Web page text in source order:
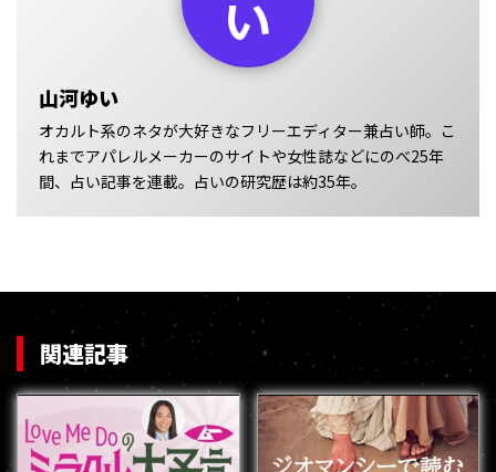
山河ゆい
オカルト系のネタが大好きなフリーエディター兼占い師。こ
れまでアパレルメーカーのサイトや女性誌などにのべ25年
間、占い記事を連載。占いの研究歴は約35年。
関連記事